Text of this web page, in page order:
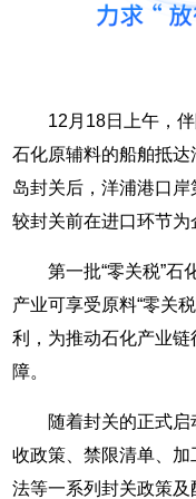
12月18日上午，
石化原辅料的船舶抵
岛封关后，洋浦港口岸
较封关前在进口环节为
第一批“零关税”石
产业可享受原料“零关
利，为推动石化产业
障。
随着封关的正式
收政策、禁限清单、
法等一系列封关政策及